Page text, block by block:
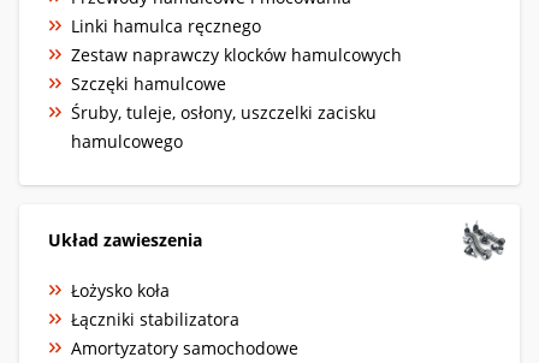
Linki hamulca ręcznego
Zestaw naprawczy klocków hamulcowych
Szczęki hamulcowe
Śruby, tuleje, osłony, uszczelki zacisku
hamulcowego
Układ zawieszenia
Łożysko koła
Łączniki stabilizatora
Amortyzatory samochodowe